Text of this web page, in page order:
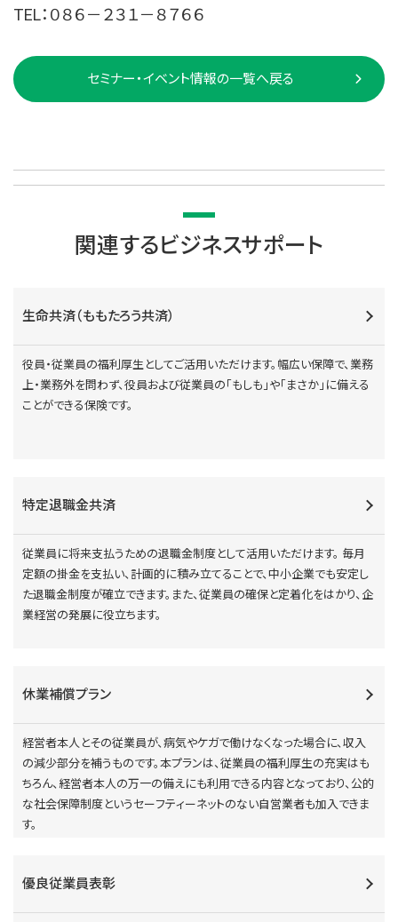
TEL：０８６－２３１－８７６６
セミナー・イベント情報の一覧へ戻る
関連するビジネスサポート
生命共済（ももたろう共済）
役員・従業員の福利厚生としてご活用いただけます。幅広い保障で、業務
上・業務外を問わず、役員および従業員の「もしも」や「まさか」に備える
ことができる保険です。
特定退職金共済
従業員に将来支払うための退職金制度として活用いただけます。 毎月
定額の掛金を支払い、計画的に積み立てることで、中小企業でも安定し
た退職金制度が確立できます。また、従業員の確保と定着化をはかり、企
業経営の発展に役立ちます。
休業補償プラン
経営者本人とその従業員が、病気やケガで働けなくなった場合に、収入
の減少部分を補うものです。本プランは、従業員の福利厚生の充実はも
ちろん、経営者本人の万一の備えにも利用できる内容となっており、公的
な社会保障制度というセーフティーネットのない自営業者も加入できま
す。
優良従業員表彰